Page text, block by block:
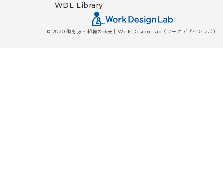
© 2020 働き方と組織の未来｜Work Design Lab（ワークデザインラボ）
WDL Library